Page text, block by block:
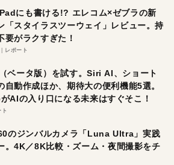
にも書ける!? エレコム×ゼブラの新
「スタイラスツーウェイ」レビュー。持
要がラクすぎた！
レポート
ベータ版）を試す。Siri AI、ショート
自動作成ほか、期待大の便利機能5選。
AIの入り口になる未来はすぐそこ！
ト
のジンバルカメラ「Luna Ultra」実践
。4K／8K比較・ズーム・夜間撮影をチ